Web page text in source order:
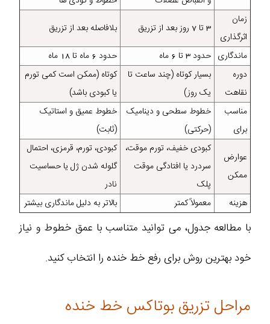
زمان
اثرگذاری
3 تا 7 روز بعد از تزریق بلافاصله بعد از تزریق
ماندگاری حدود 3 تا 6 ماه
حدود 6 ماه تا 18 ماه
دوره
نقاهت
بسیار کوتاه (چند ساعت تا
یک روز)
کوتاه (ممکن است کمی تورم
یا کبودی باشد)
مناسب
برای
خطوط سطحی و دینامیک
(حرکتی)
خطوط عمیق و استاتیک
(ثابت)
عوارض
ممکن
کبودی خفیف، تورم موقت،
سردرد یا افتادگی موقت
پلک
کبودی، تورم، قرمزی، احتمال
گلوله شدن ژل یا حساسیت
نادر
هزینه
معمولاً کمتر بالاتر به دلیل ماندگاری بیشتر
با مطالعه جدول، می‌ توانید متناسب با عمق خطوط و نیاز
خود بهترین روش برای رفع خط خنده را انتخاب کنید.
مراحل تزریق بوتاکس خط خنده